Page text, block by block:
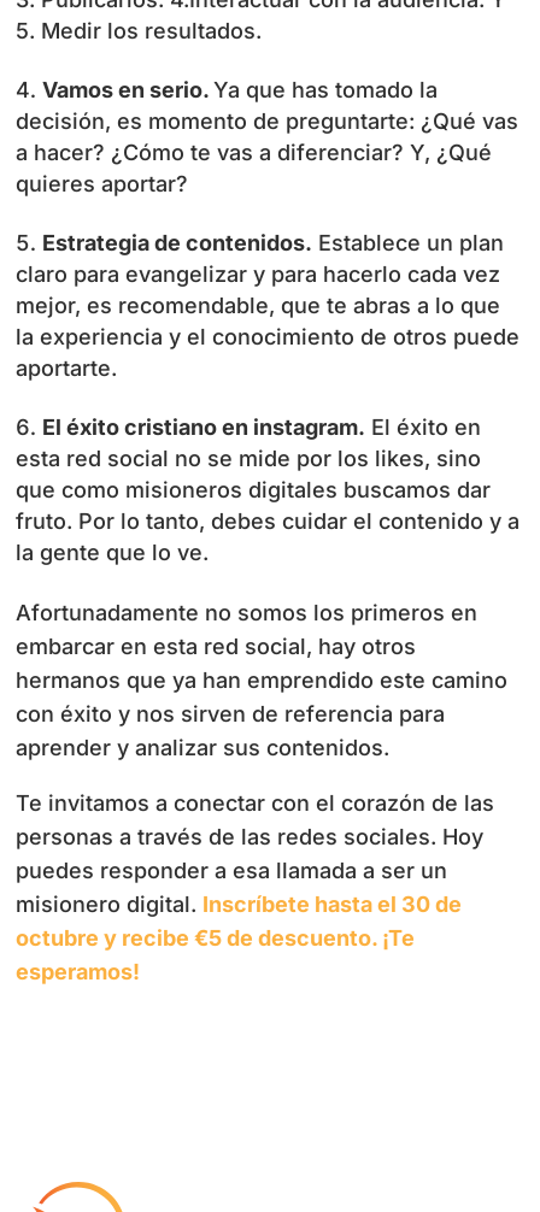
5. Medir los resultados.
Vamos en serio.Ya que has tomado la
decisión, es momento de preguntarte: ¿Qué vas
a hacer? ¿Cómo te vas a diferenciar? Y, ¿Qué
quieres aportar?
Estrategia de contenidos. Establece un plan
claro para evangelizar y para hacerlo cada vez
mejor, es recomendable, que te abras a lo que
la experiencia y el conocimiento de otros puede
aportarte.
El éxito cristiano en instagram. El éxito en
esta red social no se mide por los likes, sino
que como misioneros digitales buscamos dar
fruto. Por lo tanto, debes cuidar el contenido y a
la gente que lo ve.
Afortunadamente no somos los primeros en
embarcar en esta red social, hay otros
hermanos que ya han emprendido este camino
con éxito y nos sirven de referencia para
aprender y analizar sus contenidos.
Te invitamos a conectar con el corazón de las
personas a través de las redes sociales. Hoy
puedes responder a esa llamada a ser un
misionero digital. Inscríbete hasta el 30 de
octubre y recibe €5 de descuento. ¡Te
esperamos!